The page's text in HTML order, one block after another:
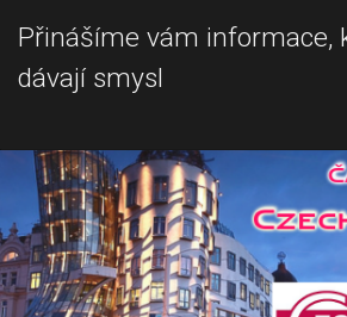
Přinášíme vám informace,
dávají smysl